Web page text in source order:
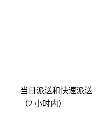
当日派送和快速派送
（2 小时内）